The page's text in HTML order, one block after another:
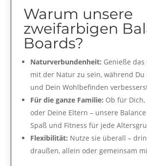
Warum unsere
zweifarbigen
Boards?
Naturverbundenheit: Genieße
mit der Natur zu sein, während Du
und Dein Wohlbefinden
Für die ganze Familie: Ob für
oder Deine Eltern – unsere
Spaß und Fitness für jede
Flexibilität: Nutze sie überall –
draußen, allein oder gemeinsam